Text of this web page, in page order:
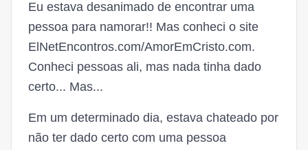
Eu estava desanimado de encontrar uma
pessoa para namorar!! Mas conheci o site
ElNetEncontros.com/AmorEmCristo.com.
Conheci pessoas ali, mas nada tinha dado
certo... Mas...
Em um determinado dia, estava chateado por
não ter dado certo com uma pessoa